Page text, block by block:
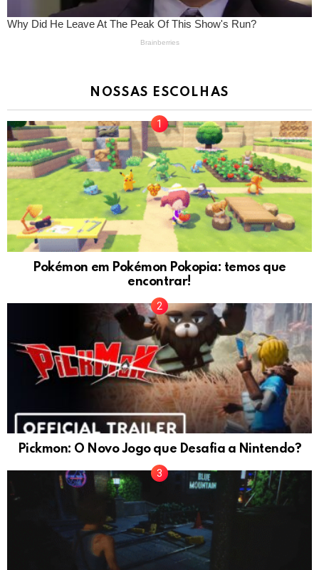
NOSSAS ESCOLHAS
Pokémon em Pokémon Pokopia: temos que
encontrar!
Pickmon: O Novo Jogo que Desafia a Nintendo?